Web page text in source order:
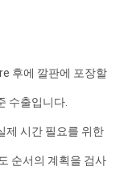
후에 깔판에 포장할
수출입니다.
제 시간 필요를 위한
순서의 계획을 검사